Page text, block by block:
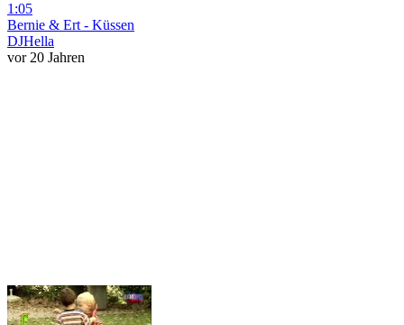
1:05
Bernie & Ert - Küssen
DJHella
vor 20 Jahren